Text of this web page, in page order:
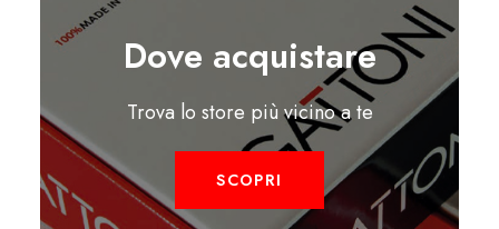
Dove acquistare
Trova lo store più vicino a te
SCOPRI